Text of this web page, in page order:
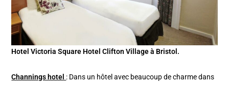
Hotel Victoria Square Hotel Clifton Village à Bristol.
Channings hotel : Dans un hôtel avec beaucoup de charme dans